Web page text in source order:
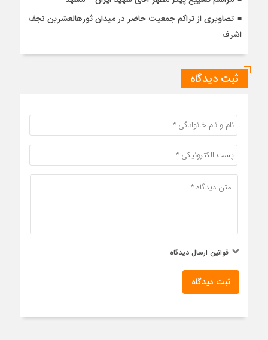
تصاویری از تراکم جمعیت حاضر در میدان ثورهالعشرین نجف
اشرف
ثبت دیدگاه
قوانین ارسال دیدگاه
ثبت دیدگاه